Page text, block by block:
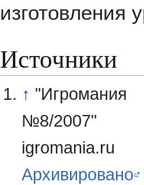
изготовления
Источники
↑ "Игромания
№8/2007"
igromania.ru
Архивировано